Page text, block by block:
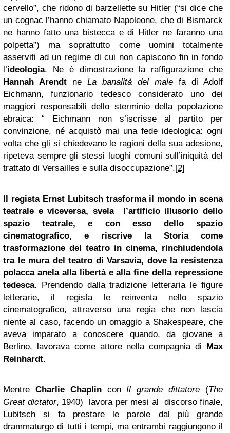
cervello”, che ridono di barzellette su Hitler (“si dice che
un cognac l’hanno chiamato Napoleone, che di Bismarck
ne hanno fatto una bistecca e di Hitler ne faranno una
polpetta”) ma soprattutto come uomini totalmente
asserviti ad un regime di cui non capiscono fin in fondo
l’ideologia. Ne è dimostrazione la raffigurazione che
Hannah Arendt ne La banalità del male fa di Adolf
Eichmann, funzionario tedesco considerato uno dei
maggiori responsabili dello sterminio della popolazione
ebraica: “ Eichmann non s’iscrisse al partito per
convinzione, né acquistò mai una fede ideologica: ogni
volta che gli si chiedevano le ragioni della sua adesione,
ripeteva sempre gli stessi luoghi comuni sull’iniquità del
trattato di Versailles e sulla disoccupazione”.[2]
Il regista Ernst Lubitsch trasforma il mondo in scena
teatrale e viceversa, svela l’artificio illusorio dello
spazio teatrale, e con esso dello spazio
cinematografico, e riscrive la Storia come
trasformazione del teatro in cinema, rinchiudendola
tra le mura del teatro di Varsavia, dove la resistenza
polacca anela alla libertà e alla fine della repressione
tedesca. Prendendo dalla tradizione letteraria le figure
letterarie, il regista le reinventa nello spazio
cinematografico, attraverso una regia che non lascia
niente al caso, facendo un omaggio a Shakespeare, che
aveva imparato a conoscere quando, da giovane a
Berlino, lavorava come attore nella compagnia di Max
Reinhardt.
Mentre Charlie ChaplinconIl grande dittatore (The
Great dictator, 1940) lavora per mesi al discorso finale,
Lubitsch si fa prestare le parole dal più grande
drammaturgo di tutti i tempi, ma entrambi raggiungono il